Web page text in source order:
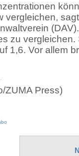
vergleichen,
zu
1,6. Vor allem
ZUMA Press)